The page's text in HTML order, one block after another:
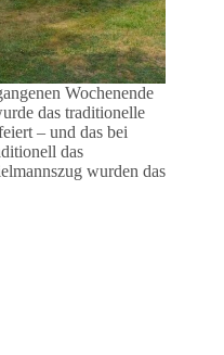
Wochenende
das traditionelle
– und das bei
das
wurden das